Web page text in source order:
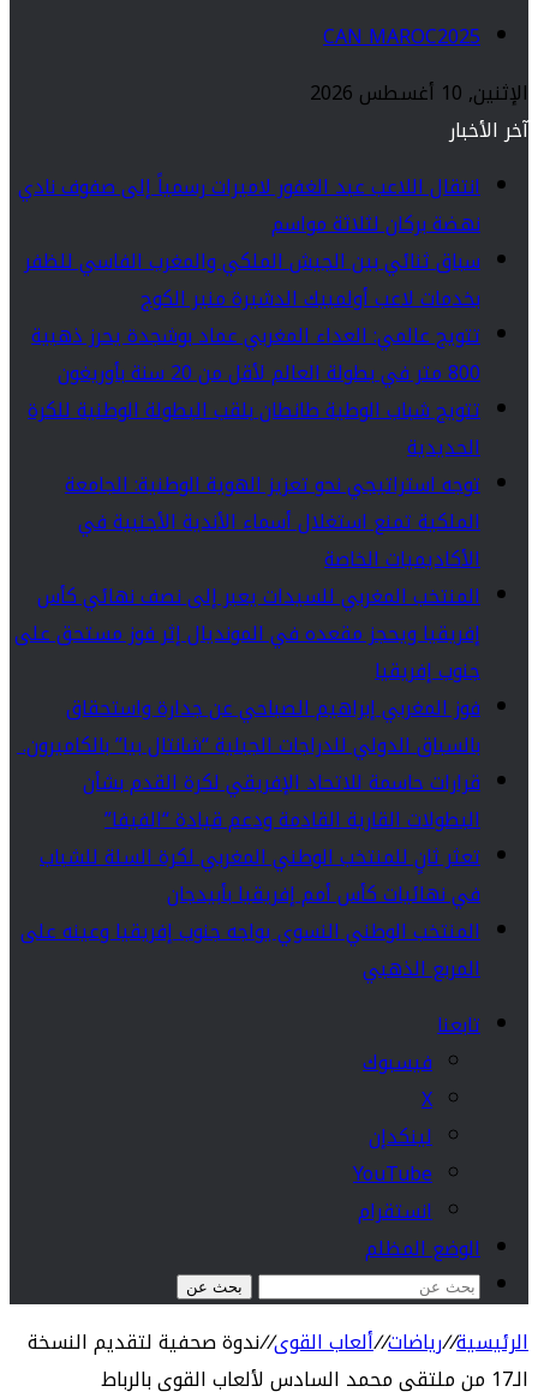
CAN MAROC2025
الإثنين, 10 أغسطس 2026
آخر الأخبار
انتقال اللاعب عبد الغفور لاميرات رسمياً إلى صفوف نادي
نهضة بركان لثلاثة مواسم
سباق ثنائي بين الجيش الملكي والمغرب الفاسي للظفر
بخدمات لاعب أولمبيك الدشيرة منير الكوج
تتويج عالمي: العداء المغربي عماد بوشجدة يحرز ذهبية
800 متر في بطولة العالم لأقل من 20 سنة بأوريغون
تتويج شباب الوطية طانطان بلقب البطولة الوطنية للكرة
الحديدية
توجه استراتيجي نحو تعزيز الهوية الوطنية: الجامعة
الملكية تمنع استغلال أسماء الأندية الأجنبية في
الأكاديميات الخاصة
المنتخب المغربي للسيدات يعبر إلى نصف نهائي كأس
إفريقيا ويحجز مقعده في المونديال إثر فوز مستحق على
جنوب إفريقيا
فوز المغربي إبراهيم الصباحي عن جدارة واستحقاق
بالسباق الدولي للدراجات الجبلية “شانتال بيا” بالكاميرون.
قرارات حاسمة للاتحاد الإفريقي لكرة القدم بشأن
البطولات القارية القادمة ودعم قيادة “الفيفا”
تعثر ثانٍ للمنتخب الوطني المغربي لكرة السلة للشباب
في نهائيات كأس أمم إفريقيا بأبيدجان
المنتخب الوطني النسوي يواجه جنوب إفريقيا وعينه على
المربع الذهبي
تابعنا
فيسبوك
‫X
لينكدإن
‫YouTube
انستقرام
الوضع المظلم
بحث عن
الرئيسية//رياضات//ألعاب القوى//ندوة صحفية لتقديم النسخة
الـ17 من ملتقى محمد السادس لألعاب القوى بالرباط